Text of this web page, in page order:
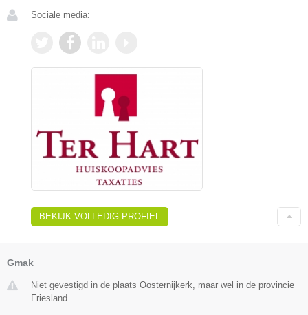
Sociale media:
BEKIJK VOLLEDIG PROFIEL
Gmak
Niet gevestigd in de plaats Oosternijkerk, maar wel in de provincie
Friesland.